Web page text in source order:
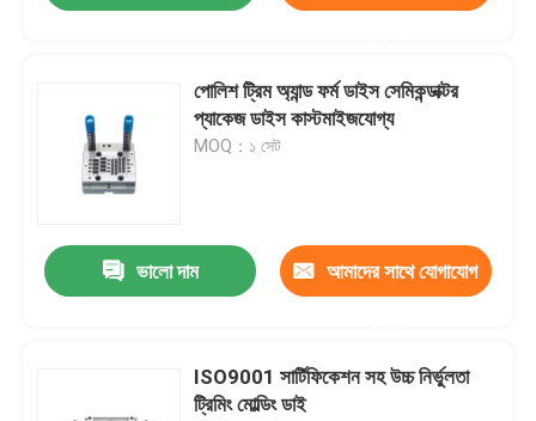
পোলিশ ট্রিম অ্যান্ড ফর্ম ডাইস সেমিকন্ডাক্টর
প্যাকেজ ডাইস কাস্টমাইজযোগ্য
MOQ：১ সেট
ভালো দাম আমাদের সাথে যোগাযোগ
ISO9001 সার্টিফিকেশন সহ উচ্চ নির্ভুলতা
ট্রিমিং মোল্ডিং ডাই